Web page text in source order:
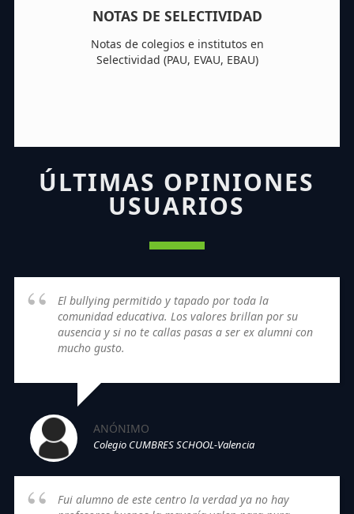
NOTAS DE SELECTIVIDAD
Notas de colegios e institutos en
Selectividad (PAU, EVAU, EBAU)
ÚLTIMAS OPINIONES
USUARIOS
El bullying permitido y tapado por toda la
comunidad educativa. Los valores brillan por su
ausencia y si no te callas pasas a ser ex alumni con
mucho gusto.
ANÓNIMO
Colegio CUMBRES SCHOOL-Valencia
Fui alumno de este centro la verdad ya no hay